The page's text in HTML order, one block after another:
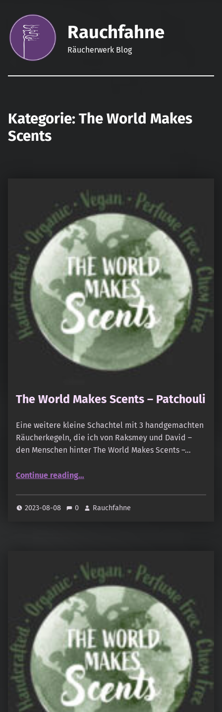
Rauchfahne
Räucherwerk Blog
Kategorie: The World Makes
Scents
The World Makes Scents – Patchouli
Eine weitere kleine Schachtel mit 3 handgemachten
Räucherkegeln, die ich von Raksmey und David –
den Menschen hinter The World Makes Scents –…
Continue reading“The World Makes Scents – Patchouli”
…
2023-08-08 0 Rauchfahne